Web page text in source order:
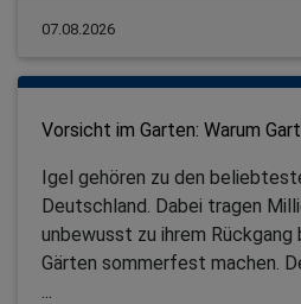
07.08.2026
Vorsicht im Garten: Warum
Igel gehören zu den
Deutschland. Dabei tragen
unbewusst zu ihrem Rückgang
Gärten sommerfest machen.